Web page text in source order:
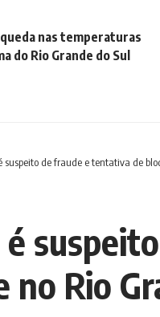
nas temperaturas
do Rio Grande do Sul
suspeito de fraude e tentativa de
Rio